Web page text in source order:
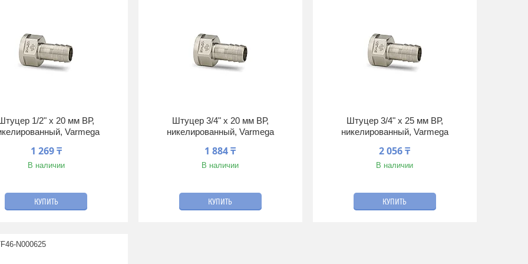
1/2" x 20 мм ВР,
Varmega
1 269 ₸
В наличии
КУПИТЬ
Штуцер 3/4" x 20 мм ВР,
никелированный, Varmega
1 884 ₸
В наличии
КУПИТЬ
Штуцер 3/4" x 25 мм ВР,
никелированный, Varmega
2 056 ₸
В наличии
КУПИТЬ
N000625